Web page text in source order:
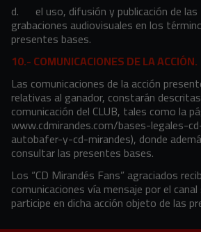
d. el uso, difusión y publicación de
grabaciones audiovisuales en los
presentes bases.
10.- COMUNICACIONES DE LA ACCIÓN.
Las comunicaciones de la acción
relativas al ganador, constarán
comunicación del CLUB, tales como la
www.cdmirandes.com/bases-legales-
autobafer-y-cd-mirandes), donde
consultar las presentes bases.
Los “CD Mirandés Fans” agraciados
comunicaciones vía mensaje por el
participe en dicha acción objeto de las